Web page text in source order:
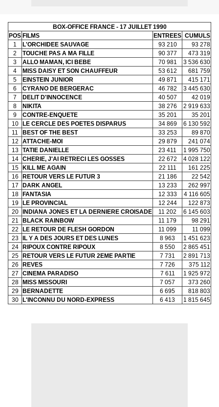
BOX-OFFICE FRANCE - 17 JUILLET 1990
POS FILMS ENTREES CUMULS
1
L'ORCHIDEE SAUVAGE 93 210
93 278
2
TOUCHE PAS A MA FILLE 90 377
473 319
3
ALLO MAMAN, ICI BEBE 70 981
3 536 630
4
MISS DAISY ET SON CHAUFFEUR 53 612
681 759
5
EINSTEIN JUNIOR 49 871
415 171
6
CYRANO DE BERGERAC 46 782
3 445 630
7
DELIT D'INNOCENCE 40 507
42 019
8
NIKITA 38 276
2 919 633
9
CONTRE-ENQUETE 35 201
35 201
10
LE CERCLE DES POETES DISPARUS 34 869
6 130 592
11
BEST OF THE BEST 33 253
89 870
12
ATTACHE-MOI 29 879
241 074
13
TATIE DANIELLE 23 411
1 995 750
14
CHERIE, J'AI RETRECI LES GOSSES 22 672
4 028 122
15
KILL ME AGAIN 22 111
161 225
16
RETOUR VERS LE FUTUR 3 21 186
22 542
17
DARK ANGEL 13 233
262 997
18
FANTASIA 12 333
4 116 605
19
LE PROVINCIAL 12 244
122 873
20
INDIANA JONES ET LA DERNIERE CROISADE 11 202
6 145 603
21
BLACK RAINBOW 11 179
98 291
22
LE RETOUR DE FLESH GORDON 11 099
11 099
23
IL Y A DES JOURS ET DES LUNES 8 963
1 451 623
24
RIPOUX CONTRE RIPOUX 8 550
2 865 451
25
RETOUR VERS LE FUTUR 2EME PARTIE 7 731
2 891 713
26
REVES 7 726
375 112
27
CINEMA PARADISO 7 611
1 925 972
28
MISS MISSOURI 7 057
373 260
29
BERNADETTE 6 695
818 803
30
L'INCONNU DU NORD-EXPRESS 6 413 1 815 645